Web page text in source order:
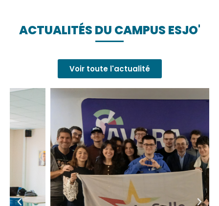
ACTUALITÉS DU CAMPUS ESJO'
Voir toute l'actualité